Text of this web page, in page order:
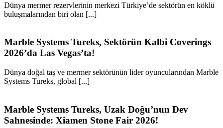
Dünya mermer rezervlerinin merkezi Türkiye’de sektörün en köklü
buluşmalarından biri olan [...]
Marble Systems Tureks, Sektörün Kalbi Coverings
2026’da Las Vegas’ta!
Dünya doğal taş ve mermer sektörünün lider oyuncularından Marble
Systems Tureks, global [...]
Marble Systems Tureks, Uzak Doğu’nun Dev
Sahnesinde: Xiamen Stone Fair 2026!